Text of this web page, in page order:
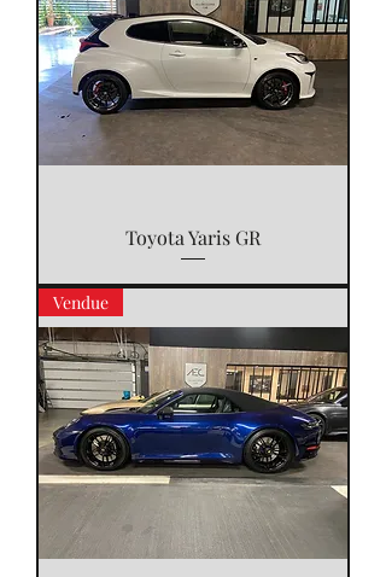
Toyota Yaris GR
Vendue